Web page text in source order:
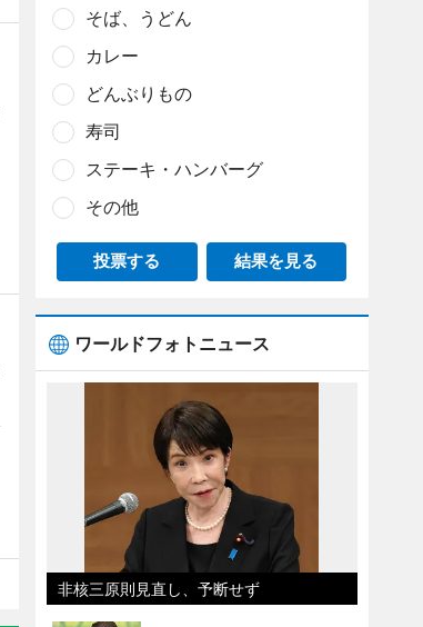
そば、うどん
カレー
どんぶりもの
寿司
ステーキ・ハンバーグ
その他
投票する 結果を見る
ワールドフォトニュース
非核三原則見直し、予断せず